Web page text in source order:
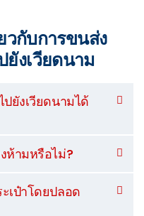
กับการขนส่ง
ยังเวียดนาม
ยังเวียดนามได้
ห้ามหรือไม่?
เป๋าโดยปลอด